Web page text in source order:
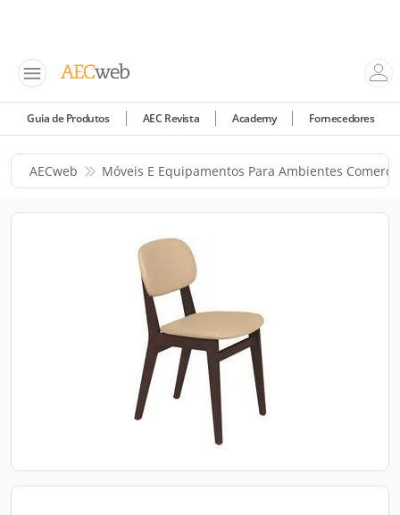
Guia de Produtos AEC Revista Academy Fornecedores
AECweb Móveis E Equipamentos Para Ambientes